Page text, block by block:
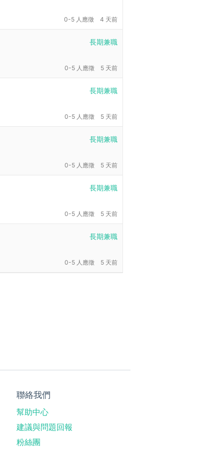
0-5 人應徵 4 天前
長期兼職
0-5 人應徵 5 天前
長期兼職
0-5 人應徵 5 天前
長期兼職
0-5 人應徵 5 天前
長期兼職
0-5 人應徵 5 天前
長期兼職
0-5 人應徵 5 天前
聯絡我們
幫助中心
建議與問題回報
粉絲團